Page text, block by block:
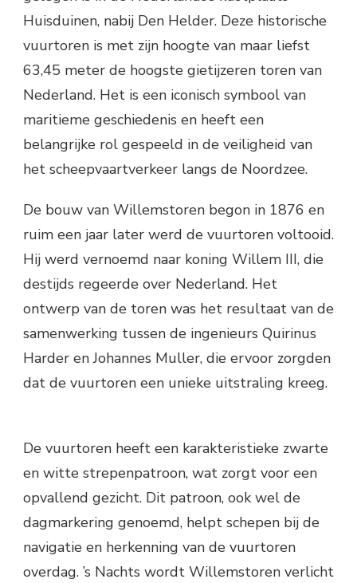
Huisduinen, nabij Den Helder. Deze historische
vuurtoren is met zijn hoogte van maar liefst
63,45 meter de hoogste gietijzeren toren van
Nederland. Het is een iconisch symbool van
maritieme geschiedenis en heeft een
belangrijke rol gespeeld in de veiligheid van
het scheepvaartverkeer langs de Noordzee.
De bouw van Willemstoren begon in 1876 en
ruim een jaar later werd de vuurtoren voltooid.
Hij werd vernoemd naar koning Willem III, die
destijds regeerde over Nederland. Het
ontwerp van de toren was het resultaat van de
samenwerking tussen de ingenieurs Quirinus
Harder en Johannes Muller, die ervoor zorgden
dat de vuurtoren een unieke uitstraling kreeg.
De vuurtoren heeft een karakteristieke zwarte
en witte strepenpatroon, wat zorgt voor een
opvallend gezicht. Dit patroon, ook wel de
dagmarkering genoemd, helpt schepen bij de
navigatie en herkenning van de vuurtoren
overdag. ’s Nachts wordt Willemstoren verlicht